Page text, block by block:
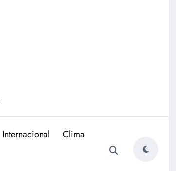
Internacional Clima